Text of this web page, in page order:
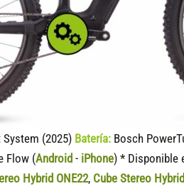
(2025) Batería:Bosch
Flow (Android - iPhone) * Disponible
Hybrid ONE22, Cube Stereo